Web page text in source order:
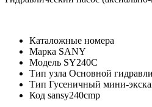
Каталожные номера
Марка SANY
Модель SY240C
Тип узла Основной
Тип Гусеничный мини-
Код sansy240cmp